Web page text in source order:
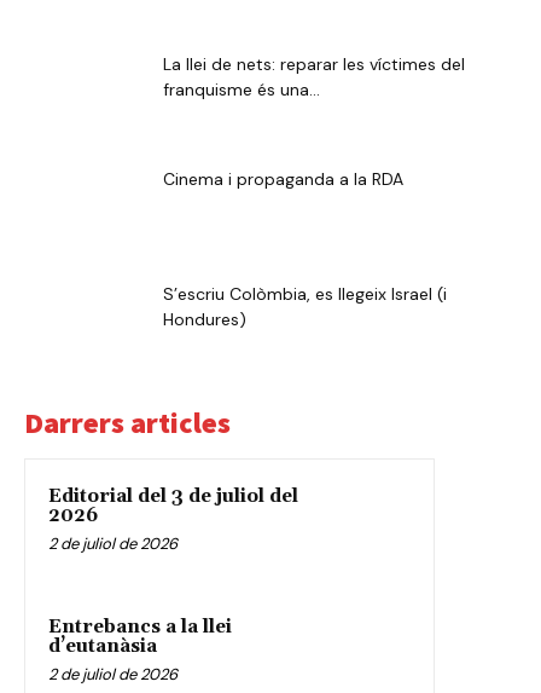
La llei de nets: reparar les víctimes del
franquisme és una...
Cinema i propaganda a la RDA
S’escriu Colòmbia, es llegeix Israel (i
Hondures)
Darrers articles
Editorial del 3 de juliol del
2026
2 de juliol de 2026
Entrebancs a la llei
d’eutanàsia
2 de juliol de 2026